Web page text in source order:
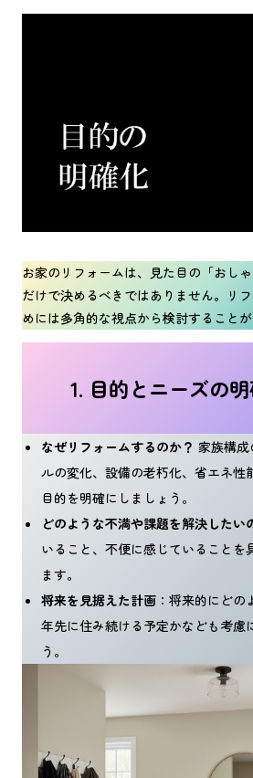
お家のリフォームは、見た目の「おしゃ
だけで決めるべきではありません。リ
めには多角的な視点から検討することが
1. 目的とニーズの
なぜリフォームするのか？ 家族構成
ルの変化、設備の老朽化、省エネ性
目的を明確にしましょう。
どのような不満や課題を解決したい
いること、不便に感じていることを
ます。
将来を見据えた計画 ：将来的にど
年先に住み続ける予定かなども考慮
う。